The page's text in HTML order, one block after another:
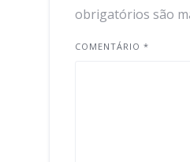
obrigatórios são
COMENTÁRIO *